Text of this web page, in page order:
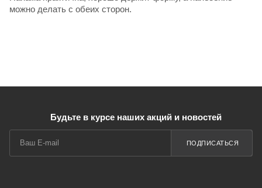
можно делать с обеих сторон.
Будьте в курсе наших акций и новостей
ПОДПИСАТЬСЯ